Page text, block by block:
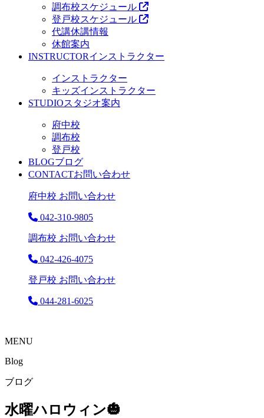
調布校スケジュール
登戸校スケジュール
代講休講情報
休館案内
INSTRUCTORインストラクター
インストラクター
キッズインストラクター
STUDIOスタジオ案内
府中校
調布校
登戸校
BLOGブログ
CONTACTお問い合わせ
府中校 お問い合わせ
042-310-9805
調布校 お問い合わせ
042-426-4075
登戸校 お問い合わせ
044-281-6025
MENU
Blog
ブログ
水曜ハロウィン🎃